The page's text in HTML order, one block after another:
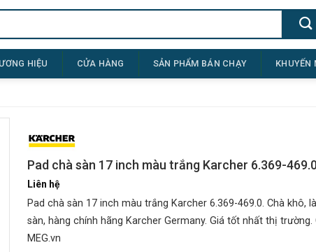
HIỆU CỬA HÀNG SẢN PHẨM BÁN CHẠY KHUYẾN
Pad chà sàn 17 inch màu trắng Karcher 6.369-
Liên hệ
Pad chà sàn 17 inch màu trắng Karcher 6.369-469.0. Chà khô,
sàn, hàng chính hãng Karcher Germany. Giá tốt nhất thị trường.
MEG.vn